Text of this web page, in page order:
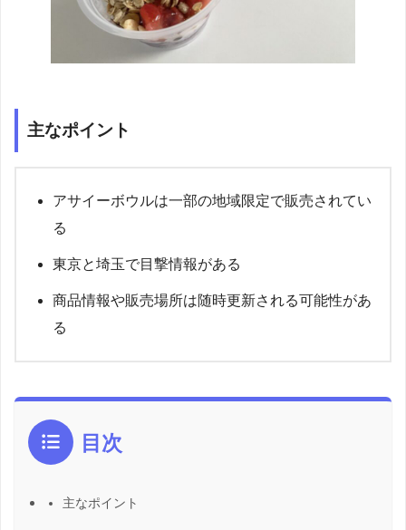
主なポイント
アサイーボウルは一部の地域限定で販売されてい
る
東京と埼玉で目撃情報がある
商品情報や販売場所は随時更新される可能性があ
る
目次
主なポイント